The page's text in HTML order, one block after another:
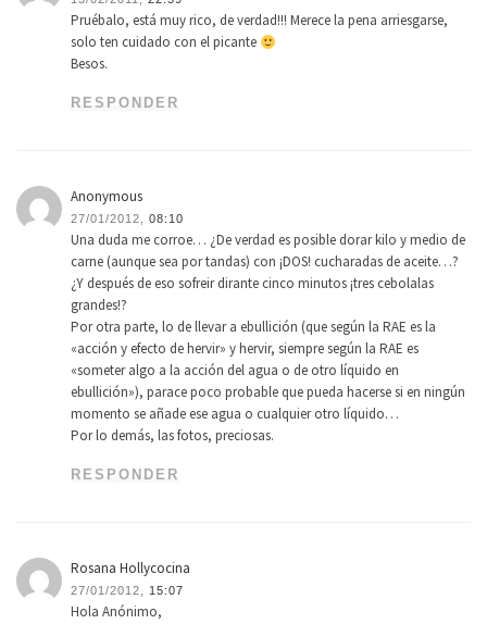
Pruébalo, está muy rico, de verdad!!! Merece la pena arriesgarse,
solo ten cuidado con el picante
Besos.
RESPONDER
Anonymous
27/01/2012, 08:10
Una duda me corroe… ¿De verdad es posible dorar kilo y medio de
carne (aunque sea por tandas) con ¡DOS! cucharadas de aceite…?
¿Y después de eso sofreir dirante cinco minutos ¡tres cebolalas
grandes!?
Por otra parte, lo de llevar a ebullición (que según la RAE es la
«acción y efecto de hervir» y hervir, siempre según la RAE es
«someter algo a la acción del agua o de otro líquido en
ebullición»), parace poco probable que pueda hacerse si en ningún
momento se añade ese agua o cualquier otro líquido…
Por lo demás, las fotos, preciosas.
RESPONDER
Rosana Hollycocina
27/01/2012, 15:07
Hola Anónimo,